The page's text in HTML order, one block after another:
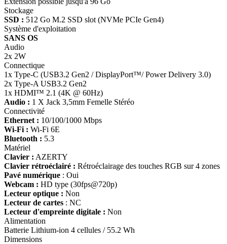
Stockage
SSD : 512 Go M.2 SSD slot (NVMe PCIe Gen4)
Système d'exploitation
SANS OS
Audio
2x 2W
Connectique
1x Type-C (USB3.2 Gen2 / DisplayPort™/ Power Delivery 3.0)
2x Type-A USB3.2 Gen2
1x HDMI™ 2.1 (4K @ 60Hz)
Audio : 1 X Jack 3,5mm Femelle Stéréo
Connectivité
Ethernet : 10/100/1000 Mbps
Wi-Fi : Wi-Fi 6E
Bluetooth : 5.3
Matériel
Clavier : AZERTY
Clavier rétroéclairé : Rétroéclairage des touches RGB sur 4 zones
Pavé numérique : Oui
Webcam : HD type (30fps@720p)
Lecteur optique : Non
Lecteur de cartes : NC
Lecteur d'empreinte digitale : Non
Alimentation
Batterie Lithium-ion 4 cellules / 55.2 Wh
Dimensions